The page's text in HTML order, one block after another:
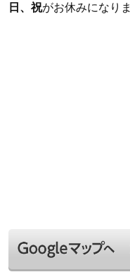
日、祝がお休みになりま